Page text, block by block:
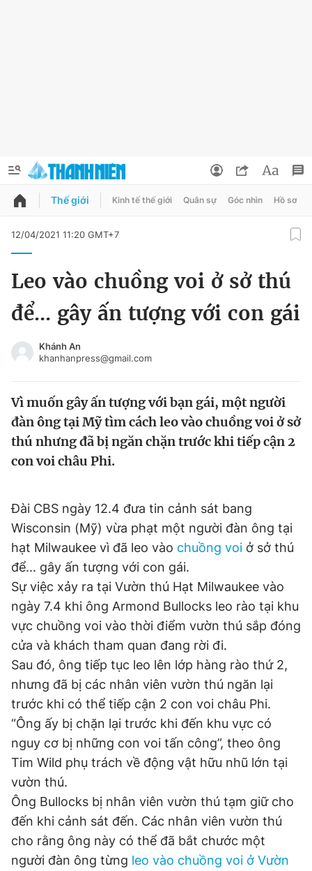
QUẢNG CÁO
Chào ngày mới
Tin thị trường Tin 360
Video Magazine
Tiện ích Bạn cần biết
Thông tin tòa soạn Liên hệ quảng cáo
Đọc Thanh Niên trên điện thoại
Theo dõi báo trên
Hotline
0906 645 777
Liên hệ quảng cáo
0908 780 404
Đặt báo Quảng cáo Tòa soạn Chính sách bảo
Đổi mật khẩu
Tin đã lưu
Tin đã xem
Thế giới Kinh tế thế giới Quân sự Góc nhìn Hồ sơ
12/04/2021 11:20 GMT+7
Leo vào chuồng voi ở sở thú
để... gây ấn tượng với con gái
Khánh An
khanhanpress@gmail.com
Vì muốn gây ấn tượng với bạn gái, một người
đàn ông tại Mỹ tìm cách leo vào chuồng voi ở sở
thú nhưng đã bị ngăn chặn trước khi tiếp cận 2
con voi châu Phi.
Đài CBS ngày 12.4 đưa tin cảnh sát bang
Wisconsin (Mỹ) vừa phạt một người đàn ông tại
hạt Milwaukee vì đã leo vào chuồng voi ở sở thú
để... gây ấn tượng với con gái.
Sự việc xảy ra tại Vườn thú Hạt Milwaukee vào
ngày 7.4 khi ông Armond Bullocks leo rào tại khu
vực chuồng voi vào thời điểm vườn thú sắp đóng
cửa và khách tham quan đang rời đi.
Sau đó, ông tiếp tục leo lên lớp hàng rào thứ 2,
nhưng đã bị các nhân viên vườn thú ngăn lại
trước khi có thể tiếp cận 2 con voi châu Phi.
“Ông ấy bị chặn lại trước khi đến khu vực có
nguy cơ bị những con voi tấn công”, theo ông
Tim Wild phụ trách về động vật hữu nhũ lớn tại
vườn thú.
Ông Bullocks bị nhân viên vườn thú tạm giữ cho
đến khi cảnh sát đến. Các nhân viên vườn thú
cho rằng ông này có thể đã bắt chước một
người đàn ông từng leo vào chuồng voi ở Vườn